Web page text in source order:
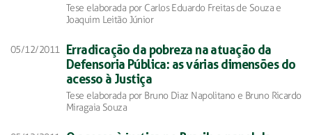
Tese elaborada por Carlos Eduardo Freitas de Souza e
Joaquim Leitão Júnior
05/12/2011
Erradicação da pobreza na atuação da
Defensoria Pública: as várias dimensões do
acesso à Justiça
Tese elaborada por Bruno Diaz Napolitano e Bruno Ricardo
Miragaia Souza